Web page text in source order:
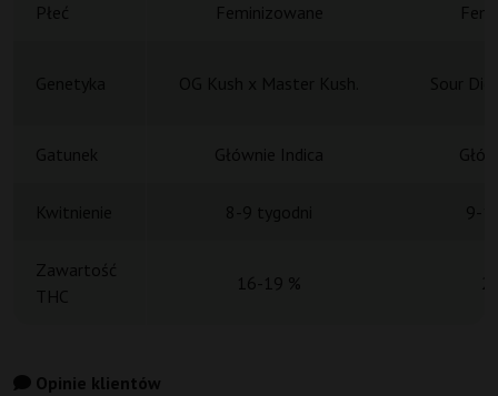
Płeć Feminizowane
Gatunek Głównie Indica
Zawartość
THC
16-19 %
Opinie klientów